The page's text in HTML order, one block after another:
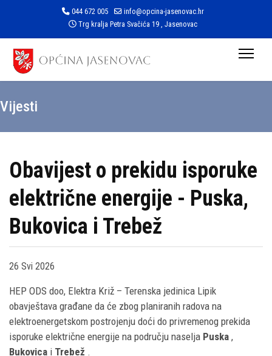
044 672 005
info@opcina-jasenovac.hr
Trg kralja Petra Svačića 19 , Jasenovac
Vijesti
Obavijest o prekidu isporuke
električne energije - Puska,
Bukovica i Trebež
26 Svi 2026
HEP ODS doo, Elektra Križ – Terenska jedinica Lipik
obavještava građane da će zbog planiranih radova na
elektroenergetskom postrojenju doći do privremenog prekida
isporuke električne energije na području naselja Puska ,
Bukovica i Trebež .